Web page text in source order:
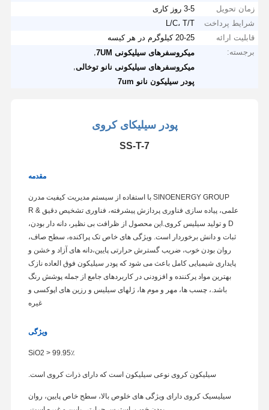
زمان تحویل
3-5 روز کاری
شرایط پرداخت
L/C، T/T
قابلیت ارائه
20-25 کیلوگرم در هر کیسه
برجسته:
میکروسفرهای سیلیکونی 7UM
میکروسفرهای سیلیکونی نانو توخالی
پودر سیلیکون نانو 7um
پودر سیلیکای کروی
SS-T-7
مقدمه
SINOENERGY GROUP با استفاده از سیستم مدیریت کیفیت مدرن
علمی، پیاده سازی فناوری پردازش پیشرفته، فناوری تشخیص دقیق R &
D و تولید سیلیس کروی.این محصول از ظرافت بی نظیر، دانه دار بودن،
ثبات و دانش برخوردار است. ویژگی های خاص تک پراکنده، سطح صاف،
روان بودن خوب، ضریب گسترش حرارتی پایین،دانه های آزاد و خشن و
پایداری شیمیایی کامل باعث می شود که پودر سیلیکون فوق العاده نازک
بهترین مواد پرکننده و افزودنی در کاربردهای جامع از جمله پوشش رنگ
باشد.، چسب ها، مهر و موم ها، ژلهای سیلیس و رزین های اپوکسی و
غیره
ویژگی
SiO2 > 99.95٪
سیلیکون کروی نوعی سیلیکون است که دارای ذرات کروی است.
سیلیسیک کروی دارای ویژگی های خلوص بالا، سطح خاص پایین، روان